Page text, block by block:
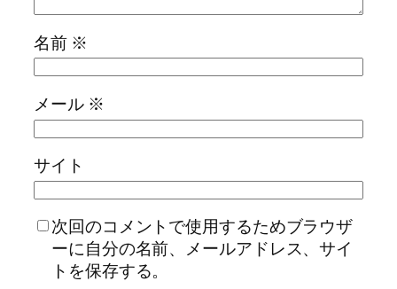
名前 ※
メール ※
サイト
次回のコメントで使用するためブラウザ
ーに自分の名前、メールアドレス、サイ
トを保存する。